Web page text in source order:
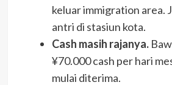
keluar immigration area.
antri di stasiun kota.
Cash masih rajanya.
¥70.000 cash per hari
mulai diterima.